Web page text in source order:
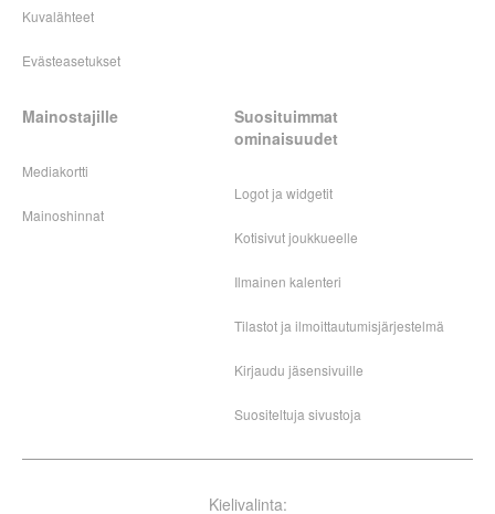
Kuvalähteet
Evästeasetukset
Mainostajille
Mediakortti
Mainoshinnat
Suosituimmat
ominaisuudet
Logot ja widgetit
Kotisivut joukkueelle
Ilmainen kalenteri
Tilastot ja ilmoittautumisjärjestelmä
Kirjaudu jäsensivuille
Suositeltuja sivustoja
Kielivalinta: